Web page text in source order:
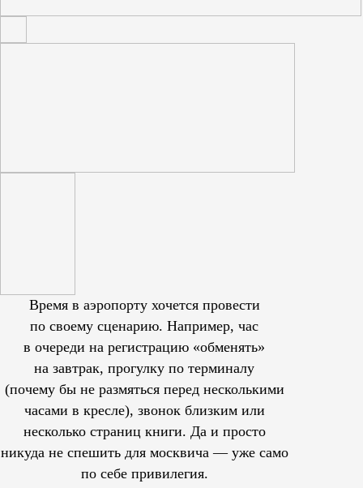
Время в аэропорту хочется провести
по своему сценарию. Например, час
в очереди на регистрацию «обменять»
на завтрак, прогулку по терминалу
(почему бы не размяться перед несколькими
часами в кресле), звонок близким или
несколько страниц книги. Да и просто
никуда не спешить для москвича — уже само
по себе привилегия.